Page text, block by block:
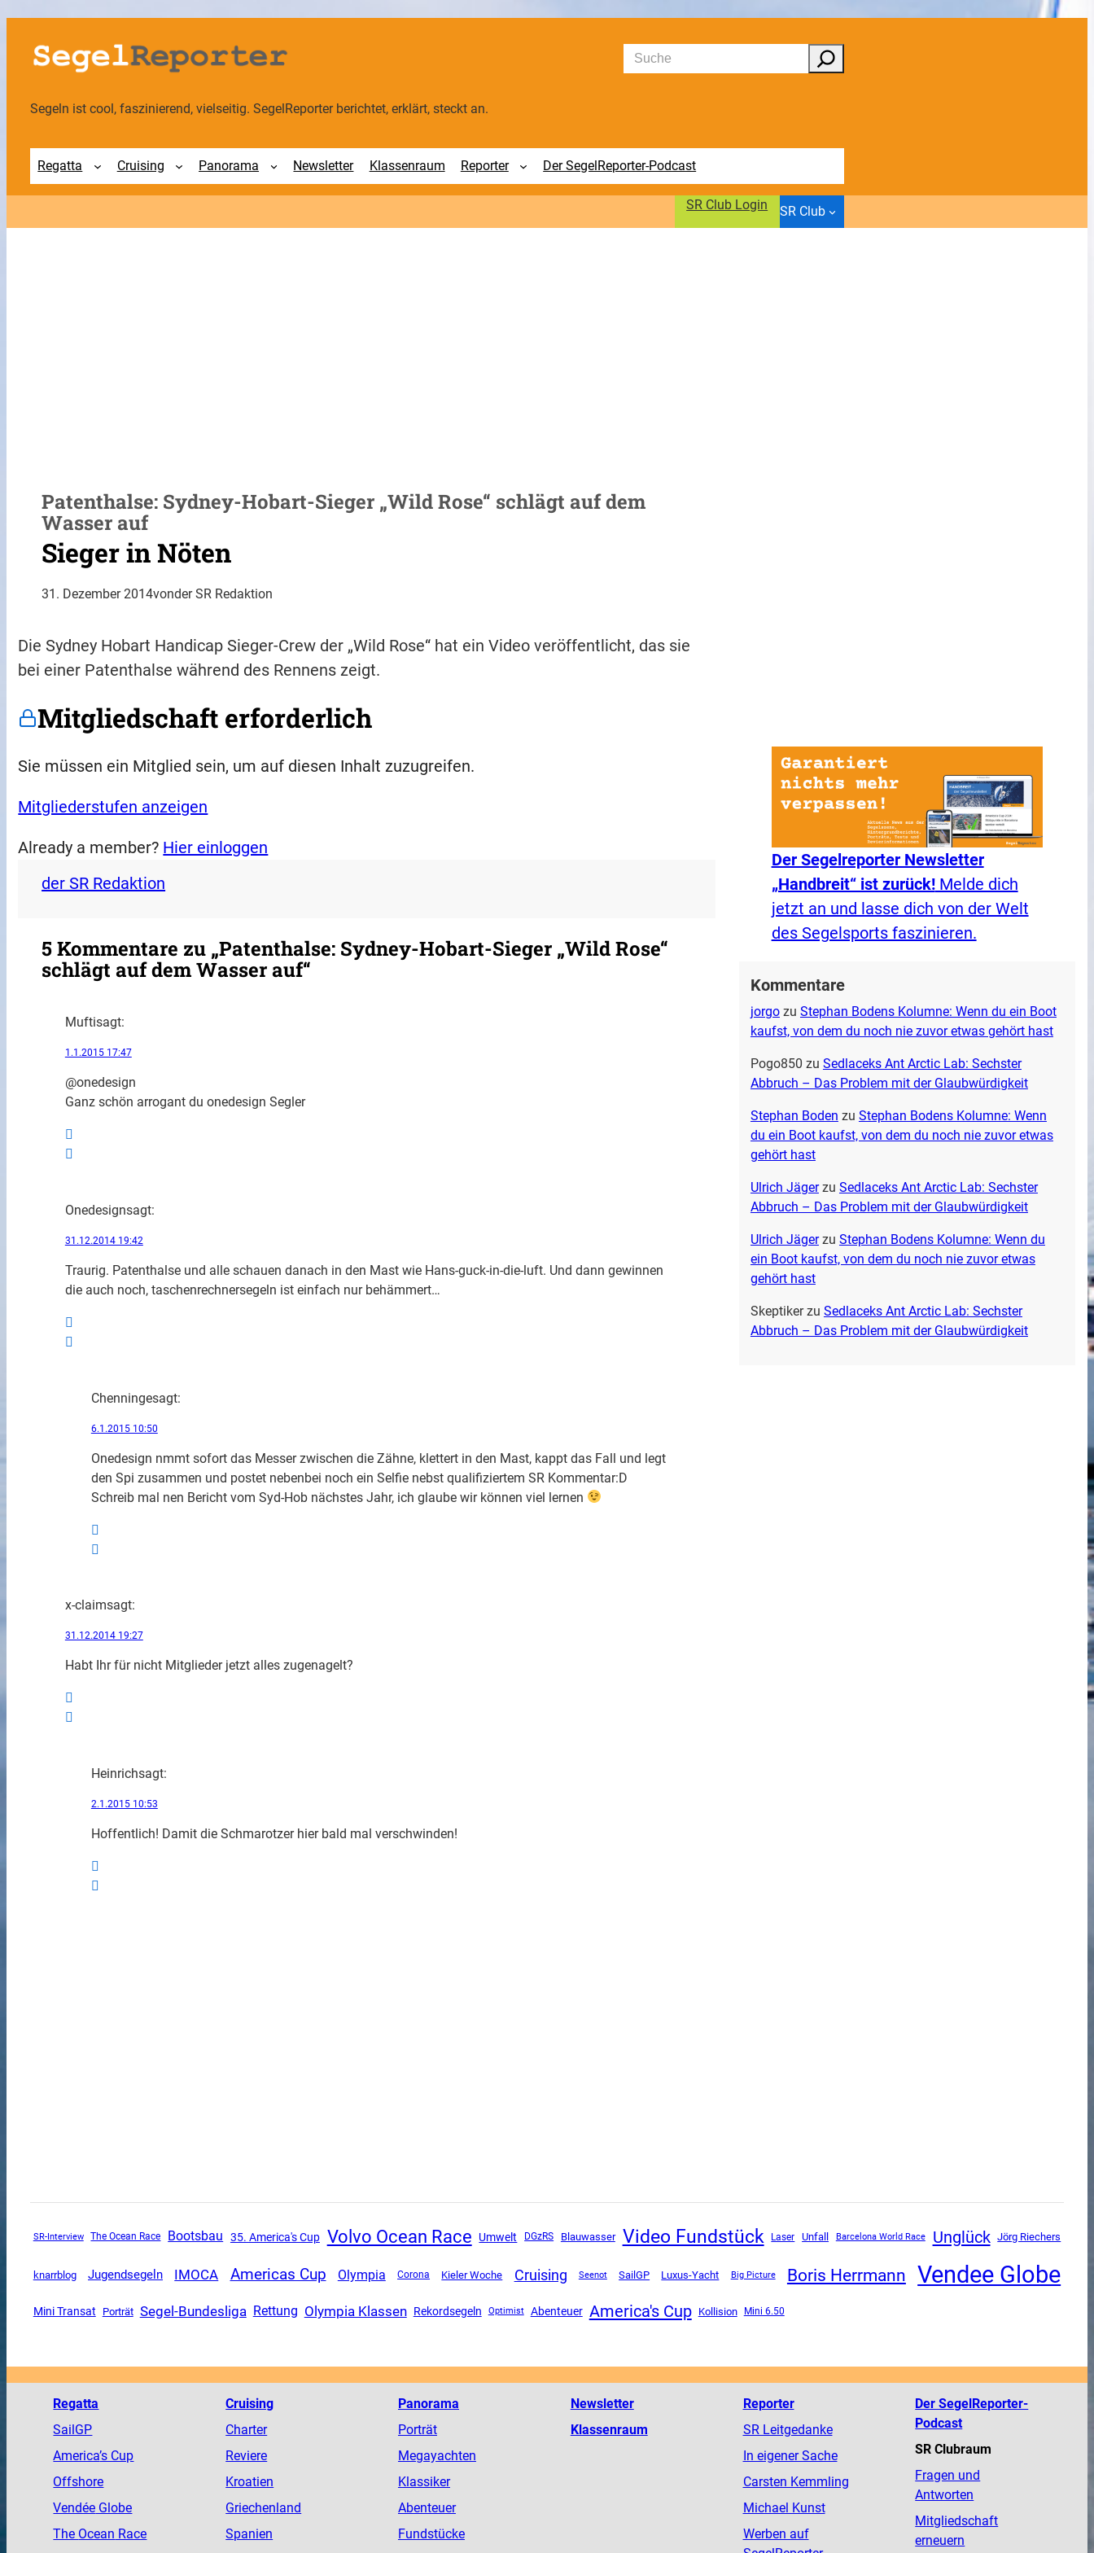
Zum
Inhalt
springen
Suchen
Segeln ist cool, faszinierend, vielseitig. SegelReporter berichtet, erklärt, steckt an.
Regatta Cruising Panorama Newsletter Klassenraum Reporter Der SegelReporter-Podcast
SR Club Login SR Club
Patenthalse: Sydney-Hobart-Sieger „Wild Rose“ schlägt auf dem
Wasser auf
Sieger in Nöten
31. Dezember 2014vonder SR Redaktion
Die Sydney Hobart Handicap Sieger-Crew der „Wild Rose“ hat ein Video veröffentlicht, das sie
bei einer Patenthalse während des Rennens zeigt.
Mitgliedschaft erforderlich
Sie müssen ein Mitglied sein, um auf diesen Inhalt zuzugreifen.
Mitgliederstufen anzeigen
Already a member? Hier einloggen
der SR Redaktion
5 Kommentare zu „Patenthalse: Sydney-Hobart-Sieger „Wild Rose“
schlägt auf dem Wasser auf“
Muftisagt:
1.1.2015 17:47
@onedesign
Ganz schön arrogant du onedesign Segler
Onedesignsagt:
31.12.2014 19:42
Traurig. Patenthalse und alle schauen danach in den Mast wie Hans-guck-in-die-luft. Und dann gewinnen
die auch noch, taschenrechnersegeln ist einfach nur behämmert…
Chenningesagt:
6.1.2015 10:50
Onedesign nmmt sofort das Messer zwischen die Zähne, klettert in den Mast, kappt das Fall und legt
den Spi zusammen und postet nebenbei noch ein Selfie nebst qualifiziertem SR Kommentar:D
Schreib mal nen Bericht vom Syd-Hob nächstes Jahr, ich glaube wir können viel lernen
x-claimsagt:
31.12.2014 19:27
Habt Ihr für nicht Mitglieder jetzt alles zugenagelt?
Heinrichsagt:
2.1.2015 10:53
Hoffentlich! Damit die Schmarotzer hier bald mal verschwinden!
Der Segelreporter Newsletter
„Handbreit“ ist zurück!Melde dich
jetzt an und lasse dich von der Welt
des Segelsports faszinieren.
Kommentare
jorgozu Stephan Bodens Kolumne: Wenn du ein Boot
kaufst, von dem du noch nie zuvor etwas gehört hast
Pogo850 zu Sedlaceks Ant Arctic Lab: Sechster
Abbruch – Das Problem mit der Glaubwürdigkeit
Stephan Boden zu Stephan Bodens Kolumne: Wenn
du ein Boot kaufst, von dem du noch nie zuvor etwas
gehört hast
Ulrich Jägerzu Sedlaceks Ant Arctic Lab: Sechster
Abbruch – Das Problem mit der Glaubwürdigkeit
Ulrich Jägerzu Stephan Bodens Kolumne: Wenn du
ein Boot kaufst, von dem du noch nie zuvor etwas
gehört hast
Skeptikerzu Sedlaceks Ant Arctic Lab: Sechster
Abbruch – Das Problem mit der Glaubwürdigkeit
SR-Interview The Ocean Race Bootsbau 35. America's Cup Volvo Ocean Race Umwelt DGzRS Blauwasser Video Fundstück Laser Unfall Barcelona World Race Unglück Jörg Riechers
knarrblog Jugendsegeln IMOCA Americas Cup Olympia Corona Kieler Woche Cruising Seenot SailGP Luxus-Yacht Big Picture Boris Herrmann Vendee Globe
Mini Transat Porträt Segel-Bundesliga Rettung Olympia Klassen Rekordsegeln Optimist Abenteuer America's Cup Kollision Mini 6.50
Regatta
SailGP
America’s Cup
Offshore
Vendée Globe
The Ocean Race
Cruising
Charter
Reviere
Kroatien
Griechenland
Spanien
Panorama
Porträt
Megayachten
Klassiker
Abenteuer
Fundstücke
Newsletter
Klassenraum
Reporter
SR Leitgedanke
In eigener Sache
Carsten Kemmling
Michael Kunst
Werben auf
Der SegelReporter-
Podcast
SR Clubraum
Fragen und
Antworten
Mitgliedschaft
erneuern